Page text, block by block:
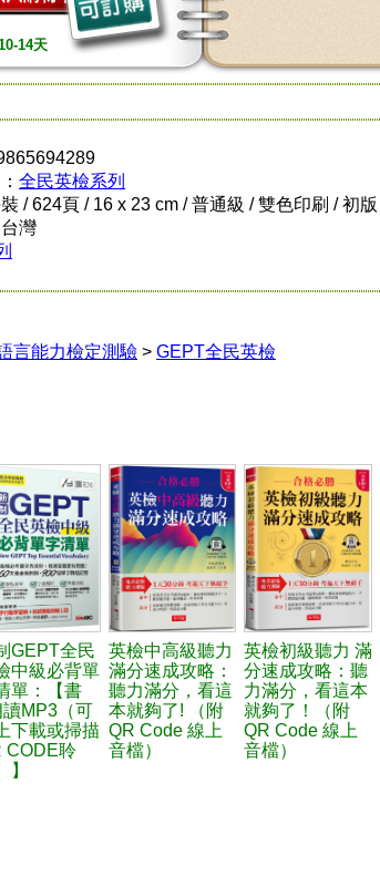
14天
全民英檢系列
/ 624頁 / 16 x 23 cm / 普通級 / 雙色印刷 / 初版
灣
言能力檢定測驗 > GEPT全民英檢
GEPT全民
中級必背單
單：【書
讀MP3（可
下載或掃描
CODE聆
】
英檢中高級聽力
滿分速成攻略：
聽力滿分，看這
本就夠了! （附
QR Code 線上
音檔）
英檢初級聽力 滿
分速成攻略：聽
力滿分，看這本
就夠了！（附
QR Code 線上
音檔）